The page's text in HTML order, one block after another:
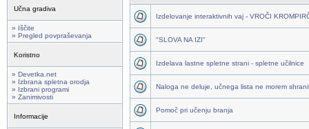
Učna gradiva
» Iščite
» Pregled povpraševanja
Koristno
» Devetka.net
» Izbrana spletna orodja
» Izbrani programi
» Zanimivosti
Informacije
Izdelovanje interaktivnih vaj - VROČI
"SLOVA NA IZI"
Izdelava lastne spletne strani - spletne učilnice
Naloga ne deluje, učnega lista ne morem
Pomoč pri učenju branja